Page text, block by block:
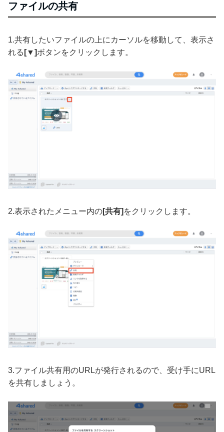
ファイルの共有
1.共有したいファイルの上にカーソルを移動して、表示さ
れる [▼]ボタンをクリックします。
2.表示されたメニュー内の[共有] をクリックします。
3.ファイル共有用のURLが発行されるので、受け手にURL
を共有しましょう。